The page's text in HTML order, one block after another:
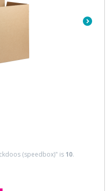
(speedbox)" is 10.